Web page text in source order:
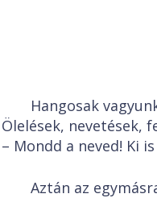
Hangosak
Ölelések, nevetések,
– Mondd a neved! Ki
Aztán az